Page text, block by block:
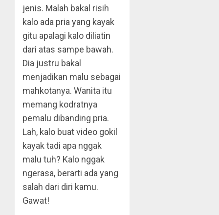
jenis. Malah bakal risih
kalo ada pria yang kayak
gitu apalagi kalo diliatin
dari atas sampe bawah.
Dia justru bakal
menjadikan malu sebagai
mahkotanya. Wanita itu
memang kodratnya
pemalu dibanding pria.
Lah, kalo buat video gokil
kayak tadi apa nggak
malu tuh? Kalo nggak
ngerasa, berarti ada yang
salah dari diri kamu.
Gawat!